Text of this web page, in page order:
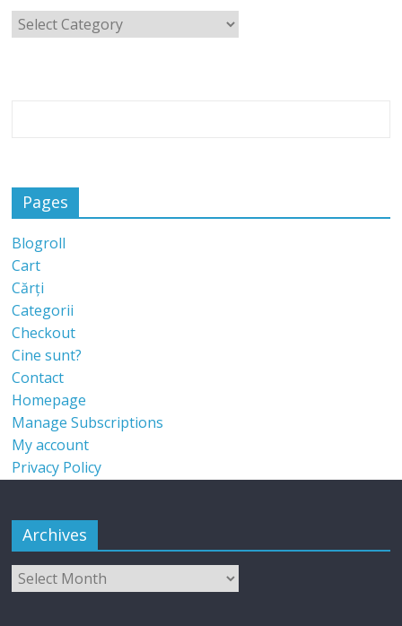
Pages
Blogroll
Cart
Cărți
Categorii
Checkout
Cine sunt?
Contact
Homepage
Manage Subscriptions
My account
Privacy Policy
Archives